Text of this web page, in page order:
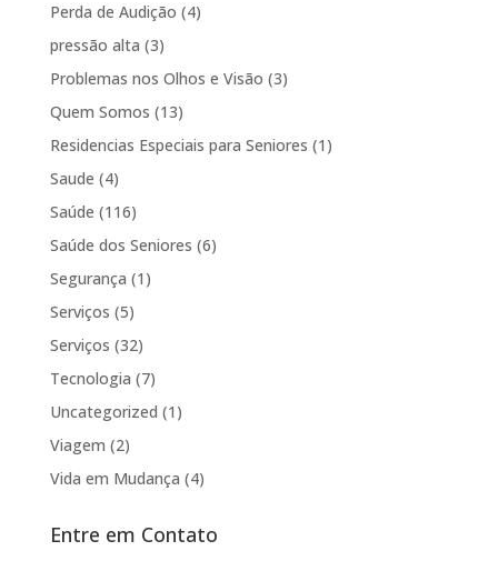
Perda de Audição (4)
pressão alta (3)
Problemas nos Olhos e Visão (3)
Quem Somos (13)
Residencias Especiais para Seniores (1)
Saude (4)
Saúde (116)
Saúde dos Seniores (6)
Segurança (1)
Serviços (5)
Serviços (32)
Tecnologia (7)
Uncategorized (1)
Viagem (2)
Vida em Mudança (4)
Entre em Contato